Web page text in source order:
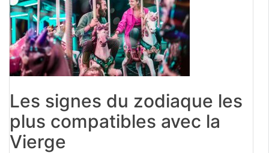
Les signes du zodiaque les
plus compatibles avec la
Vierge